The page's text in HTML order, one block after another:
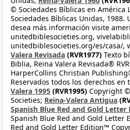
© Sociedades Bíblicas en América
Sociedades Bíblicas Unidas, 1988.
desea más información visite
unitedbiblesocieties.org,
unitedbiblesocieties.org/es/casa/,
Valera Revisada (RVR1977) Texto
Biblia, Reina Valera Revisada®
HarperCollins Christian
Reservados todos los derechos en
Valera 1995 (RVR1995) Copyright
Societies; Reina-Valera Antigua
Spanish Blue Red and Gold Letter
Spanish Blue Red and Gold Letter
Red and Gold Letter Edition™